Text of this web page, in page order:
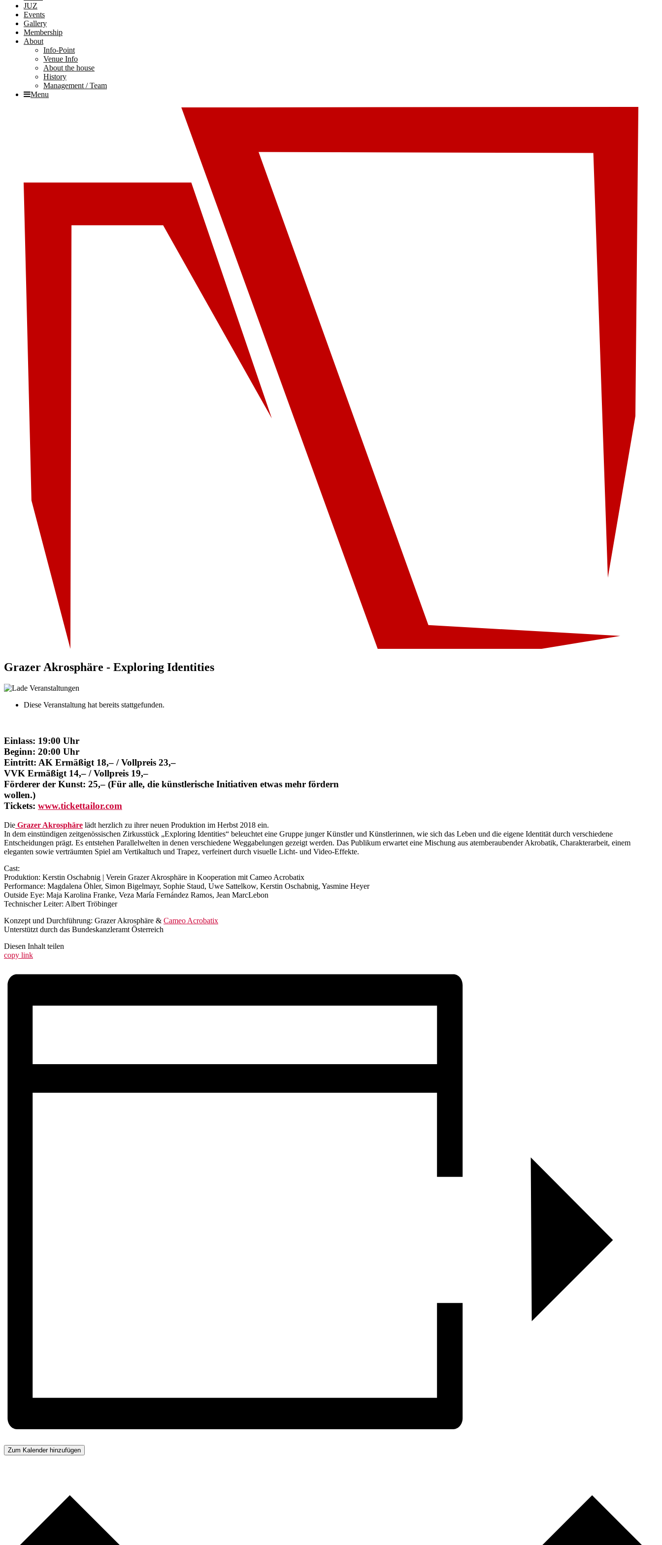
JUZ
Events
Gallery
Membership
About
Info-Point
Venue Info
About the house
History
Management / Team
Menu
Grazer Akrosphäre - Exploring Identities
Diese Veranstaltung hat bereits stattgefunden.
Einlass: 19:00 Uhr
Beginn: 20:00 Uhr
Eintritt: AK Ermäßigt 18,– / Vollpreis 23,–
VVK Ermäßigt 14,– / Vollpreis 19,–
Förderer der Kunst: 25,– (Für alle, die künstlerische Initiativen etwas mehr fördern
wollen.)
Tickets: www.tickettailor.com
Die Grazer Akrosphäre lädt herzlich zu ihrer neuen Produktion im Herbst 2018 ein.
In dem einstündigen zeitgenössischen Zirkusstück „Exploring Identities“ beleuchtet eine Gruppe junger Künstler und Künstlerinnen, wie sich das Leben und die eigene Identität durch verschiedene
Entscheidungen prägt. Es entstehen Parallelwelten in denen verschiedene Weggabelungen gezeigt werden. Das Publikum erwartet eine Mischung aus atemberaubender Akrobatik, Charakterarbeit, einem
eleganten sowie verträumten Spiel am Vertikaltuch und Trapez, verfeinert durch visuelle Licht- und Video-Effekte.
Cast:
Produktion: Kerstin Oschabnig | Verein Grazer Akrosphäre in Kooperation mit Cameo Acrobatix
Performance: Magdalena Öhler, Simon Bigelmayr, Sophie Staud, Uwe Sattelkow, Kerstin Oschabnig, Yasmine Heyer
Outside Eye: Maja Karolina Franke, Veza María Fernández Ramos, Jean MarcLebon
Technischer Leiter: Albert Tröbinger
Konzept und Durchführung: Grazer Akrosphäre & Cameo Acrobatix
Unterstützt durch das Bundeskanzleramt Österreich
Diesen Inhalt teilen
copy link
Zum Kalender hinzufügen